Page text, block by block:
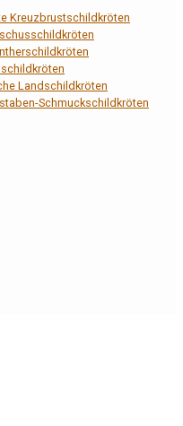
Kreuzbrustschildkröten
Landschildkröten
Schmuckschildkröten